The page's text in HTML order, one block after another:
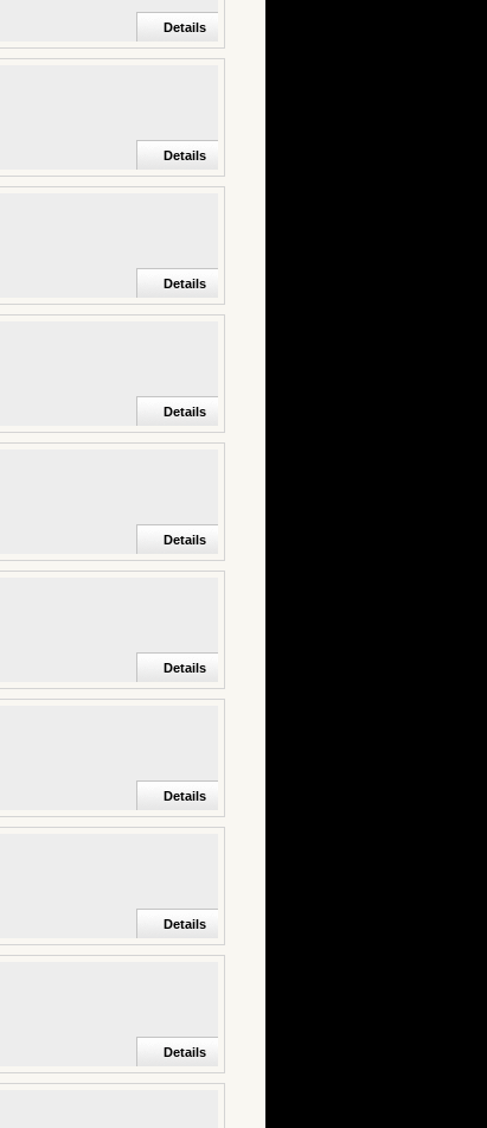
Details
Details
Details
Details
Details
Details
Details
Details
Details